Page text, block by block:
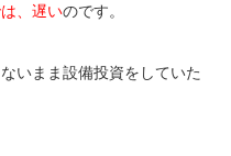
、遅いのです。
いまま設備投資をしていた